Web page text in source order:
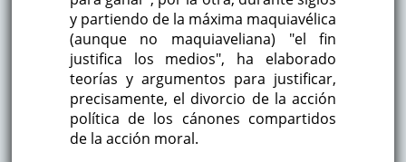
y partiendo de la máxima maquiavélica
(aunque no maquiaveliana) "el fin
justifica los medios", ha elaborado
teorías y argumentos para justificar,
precisamente, el divorcio de la acción
política de los cánones compartidos
de la acción moral.